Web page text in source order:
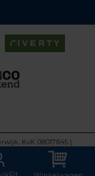
KvK 08017845 |
Disclaimer
Policy
Terms of